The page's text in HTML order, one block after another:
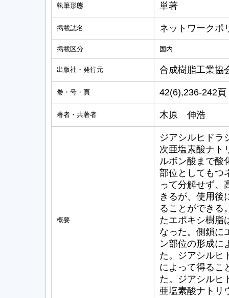
執筆形態 単著
掲載誌名 ネットワークポ
掲載区分 国内
出版社・発行元 合成樹脂工業協
巻・号・頁 42(6),236-242頁
著者・共著者 木原 伸浩
概要
ジアシルヒドラ
次亜塩素酸ナト
ルボン酸まで酸
部位としてもつ
って分解せず、
きるが、使用後
ることができる
たエポキシ樹脂
なった。側鎖に
ン部位の形成に
た。ジアシルヒ
によって得るこ
た。ジアシルヒ
亜塩素酸ナトリ